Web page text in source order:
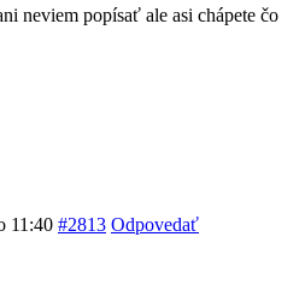
neviem popísať ale asi chápete čo
11:40 #2813 Odpovedať